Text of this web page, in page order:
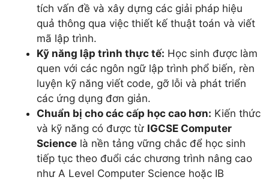
tích vấn đề và xây dựng các giải pháp hiệu
quả thông qua việc thiết kế thuật toán và viết
mã lập trình.
Kỹ năng lập trình thực tế: Học sinh được làm
quen với các ngôn ngữ lập trình phổ biến, rèn
luyện kỹ năng viết code, gỡ lỗi và phát triển
các ứng dụng đơn giản.
Chuẩn bị cho các cấp học cao hơn: Kiến thức
và kỹ năng có được từ IGCSE Computer
Science là nền tảng vững chắc để học sinh
tiếp tục theo đuổi các chương trình nâng cao
như A Level Computer Science hoặc IB